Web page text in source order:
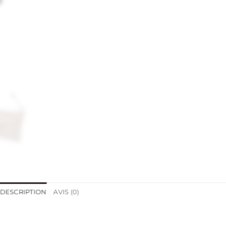
DESCRIPTION AVIS (0)